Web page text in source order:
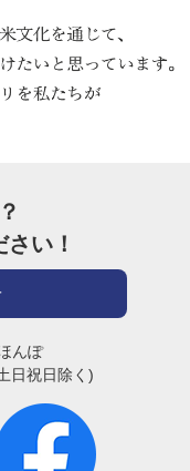
い！
んぽ
日祝日除く)